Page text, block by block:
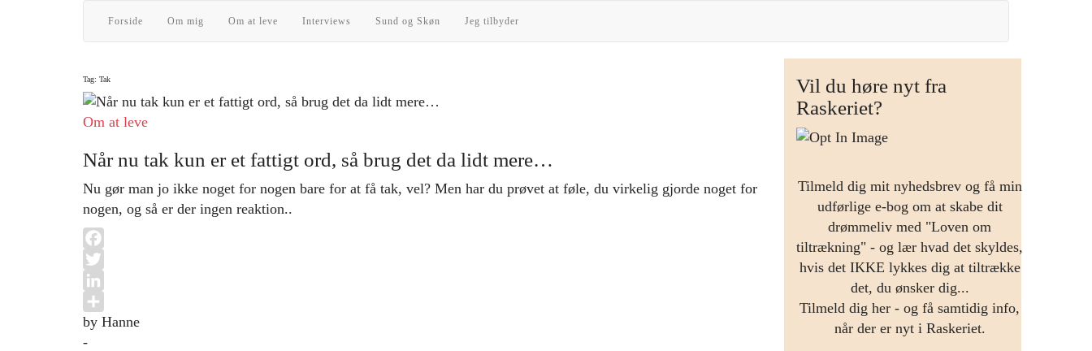
Forside Om mig Om at leve Interviews Sund og Skøn Jeg tilbyder
Tag: Tak
Om at leve
Når nu tak kun er et fattigt ord, så brug det da lidt mere…
Nu gør man jo ikke noget for nogen bare for at få tak, vel? Men har du prøvet at føle, du virkelig gjorde noget for
nogen, og så er der ingen reaktion..
Facebook
Twitter
LinkedIn
Share
by Hanne
-
Vil du høre nyt fra
Raskeriet?
Tilmeld dig mit nyhedsbrev og få min
udførlige e-bog om at skabe dit
drømmeliv med "Loven om
tiltrækning" - og lær hvad det skyldes,
hvis det IKKE lykkes dig at tiltrække
det, du ønsker dig...
Tilmeld dig her - og få samtidig info,
når der er nyt i Raskeriet.